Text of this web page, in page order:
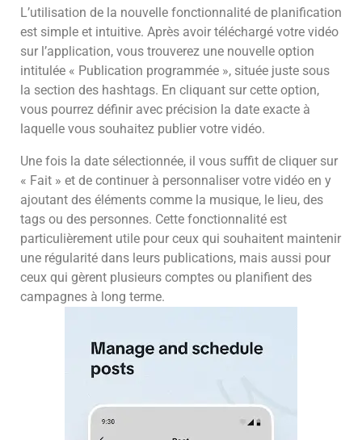
L’utilisation de la nouvelle fonctionnalité de planification
est simple et intuitive. Après avoir téléchargé votre vidéo
sur l’application, vous trouverez une nouvelle option
intitulée « Publication programmée », située juste sous
la section des hashtags. En cliquant sur cette option,
vous pourrez définir avec précision la date exacte à
laquelle vous souhaitez publier votre vidéo.
Une fois la date sélectionnée, il vous suffit de cliquer sur
« Fait » et de continuer à personnaliser votre vidéo en y
ajoutant des éléments comme la musique, le lieu, des
tags ou des personnes. Cette fonctionnalité est
particulièrement utile pour ceux qui souhaitent maintenir
une régularité dans leurs publications, mais aussi pour
ceux qui gèrent plusieurs comptes ou planifient des
campagnes à long terme.